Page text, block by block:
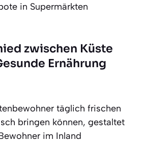
in Supermärkten
zwischen Küste
Ernährung
täglich frischen
bringen können, gestaltet
im Inland